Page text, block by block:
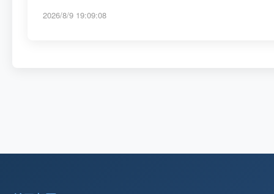
2026/8/9 19:09:08